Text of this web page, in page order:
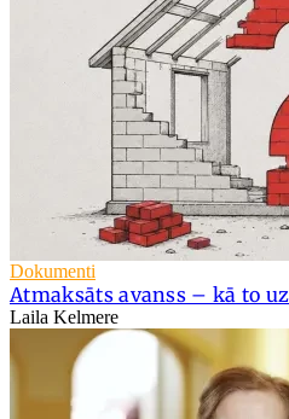
Dokumenti
Atmaksāts avanss – kā to
Laila Kelmere